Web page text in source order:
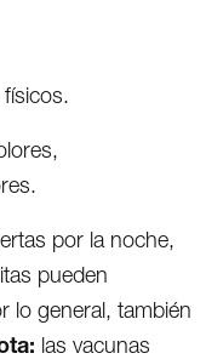
por la noche,
pueden
lo general, también
las vacunas